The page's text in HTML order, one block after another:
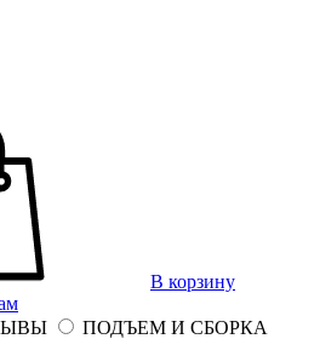
В корзину
ПОДЪЕМ И СБОРКА